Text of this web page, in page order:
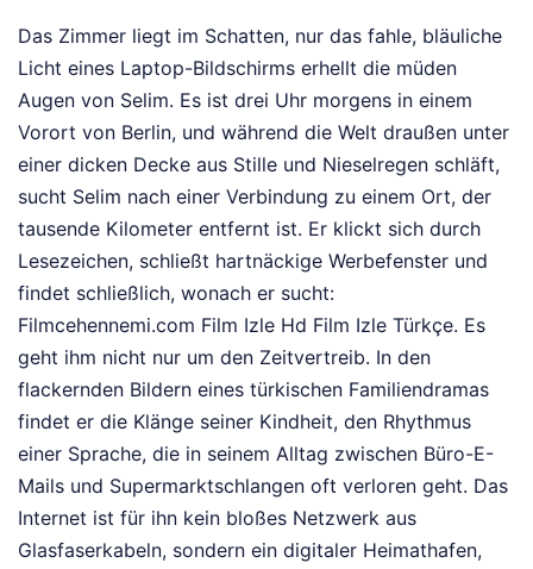
Das Zimmer liegt im Schatten, nur das fahle, bläuliche
Licht eines Laptop-Bildschirms erhellt die müden
Augen von Selim. Es ist drei Uhr morgens in einem
Vorort von Berlin, und während die Welt draußen unter
einer dicken Decke aus Stille und Nieselregen schläft,
sucht Selim nach einer Verbindung zu einem Ort, der
tausende Kilometer entfernt ist. Er klickt sich durch
Lesezeichen, schließt hartnäckige Werbefenster und
findet schließlich, wonach er sucht:
Filmcehennemi.com Film Izle Hd Film Izle Türkçe. Es
geht ihm nicht nur um den Zeitvertreib. In den
flackernden Bildern eines türkischen Familiendramas
findet er die Klänge seiner Kindheit, den Rhythmus
einer Sprache, die in seinem Alltag zwischen Büro-E-
Mails und Supermarktschlangen oft verloren geht. Das
Internet ist für ihn kein bloßes Netzwerk aus
Glasfaserkabeln, sondern ein digitaler Heimathafen,